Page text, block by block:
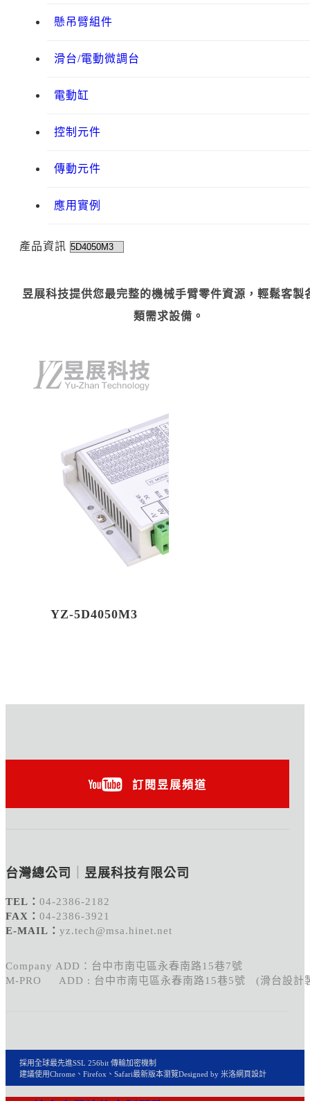
懸吊臂組件
滑台/電動微調台
電動缸
控制元件
傳動元件
應用實例
產品資訊
昱展科技提供您最完整的機械手臂零件資源，輕鬆客製
類需求設備。
YZ-5D4050M3
訂閱昱展頻道
台灣總公司 昱展科技有限公司
TEL： 04-2386-2182
FAX： 04-2386-3921
E-MAIL： yz.tech@msa.hinet.net
Company ADD：台中市南屯區永春南路15巷7號
M-PRO ADD : 台中市南屯區永春南路15巷5號 (滑台設計
採用全球最先進SSL 256bit 傳輸加密機制
建議使用Chrome、Firefox、Safari最新版本瀏覽Designed by 米洛網頁設計